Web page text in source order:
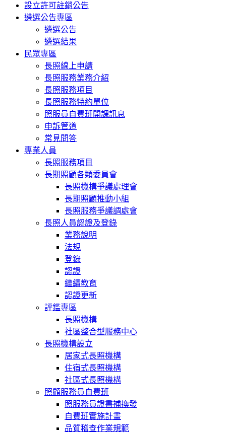
設立許可註銷公告
遴選公告專區
遴選公告
遴選結果
民眾專區
長照線上申請
長照服務業務介紹
長照服務項目
長照服務特約單位
照服員自費班開課訊息
申訴管道
常見問答
專業人員
長照服務項目
長期照顧各類委員會
長照機構爭議處理會
長期照顧推動小組
長照服務爭議調處會
長照人員認證及登錄
業務說明
法規
登錄
認證
繼續教育
認證更新
評鑑專區
長照機構
社區整合型服務中心
長照機構設立
居家式長照機構
住宿式長照機構
社區式長照機構
照顧服務員自費班
照服務員證書補換發
自費班實施計畫
品質稽查作業規範